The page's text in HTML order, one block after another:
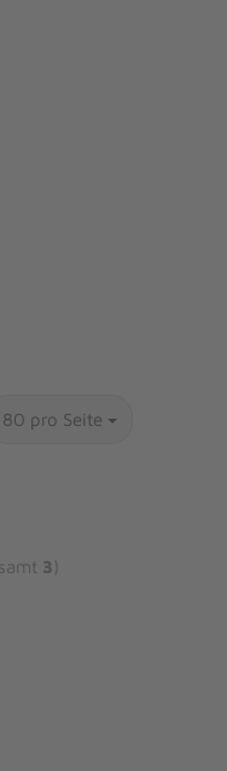
80 pro Seite
3)